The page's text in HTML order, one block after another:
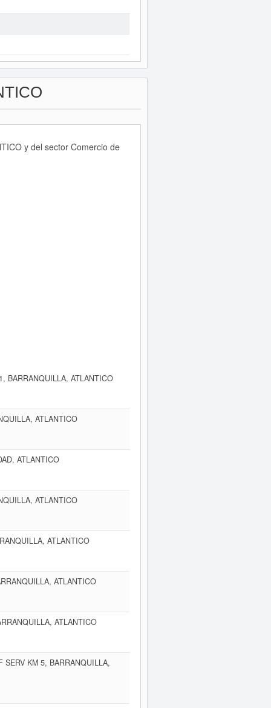
y del sector Comercio de
BARRANQUILLA, ATLANTICO
ATLANTICO
ATLANTICO
ATLANTICO
ATLANTICO
ATLANTICO
ATLANTICO
KM 5, BARRANQUILLA,